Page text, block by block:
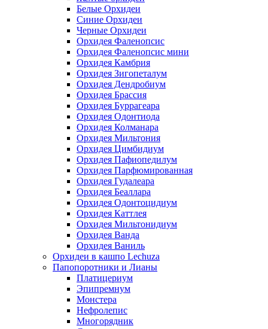
Белые Орхидеи
Синие Орхидеи
Черные Орхидеи
Орхидея Фаленопсис
Орхидея Фаленопсис мини
Орхидея Камбрия
Орхидея Зигопеталум
Орхидея Дендробиум
Орхидея Брассия
Орхидея Буррагеара
Орхидея Одонтиода
Орхидея Колманара
Орхидея Мильтония
Орхидея Цимбидиум
Орхидея Пафиопедилум
Орхидея Парфюмированная
Орхидея Гудалеара
Орхидея Беаллара
Орхидея Одонтоцидиум
Орхидея Каттлея
Орхидея Мильтонидиум
Орхидея Ванда
Орхидея Ваниль
Орхидеи в кашпо Lechuza
Папопоротники и Лианы
Платицериум
Эпипремнум
Монстера
Нефролепис
Многорядник